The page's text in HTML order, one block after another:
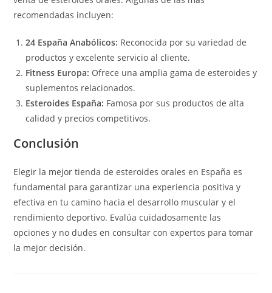
recomendadas incluyen:
24 España Anabólicos: Reconocida por su variedad de
productos y excelente servicio al cliente.
Fitness Europa: Ofrece una amplia gama de esteroides y
suplementos relacionados.
Esteroides España: Famosa por sus productos de alta
calidad y precios competitivos.
Conclusión
Elegir la mejor tienda de esteroides orales en España es
fundamental para garantizar una experiencia positiva y
efectiva en tu camino hacia el desarrollo muscular y el
rendimiento deportivo. Evalúa cuidadosamente las
opciones y no dudes en consultar con expertos para tomar
la mejor decisión.